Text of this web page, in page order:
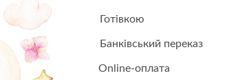
Готівкою
Банківський переказ
Online-оплата